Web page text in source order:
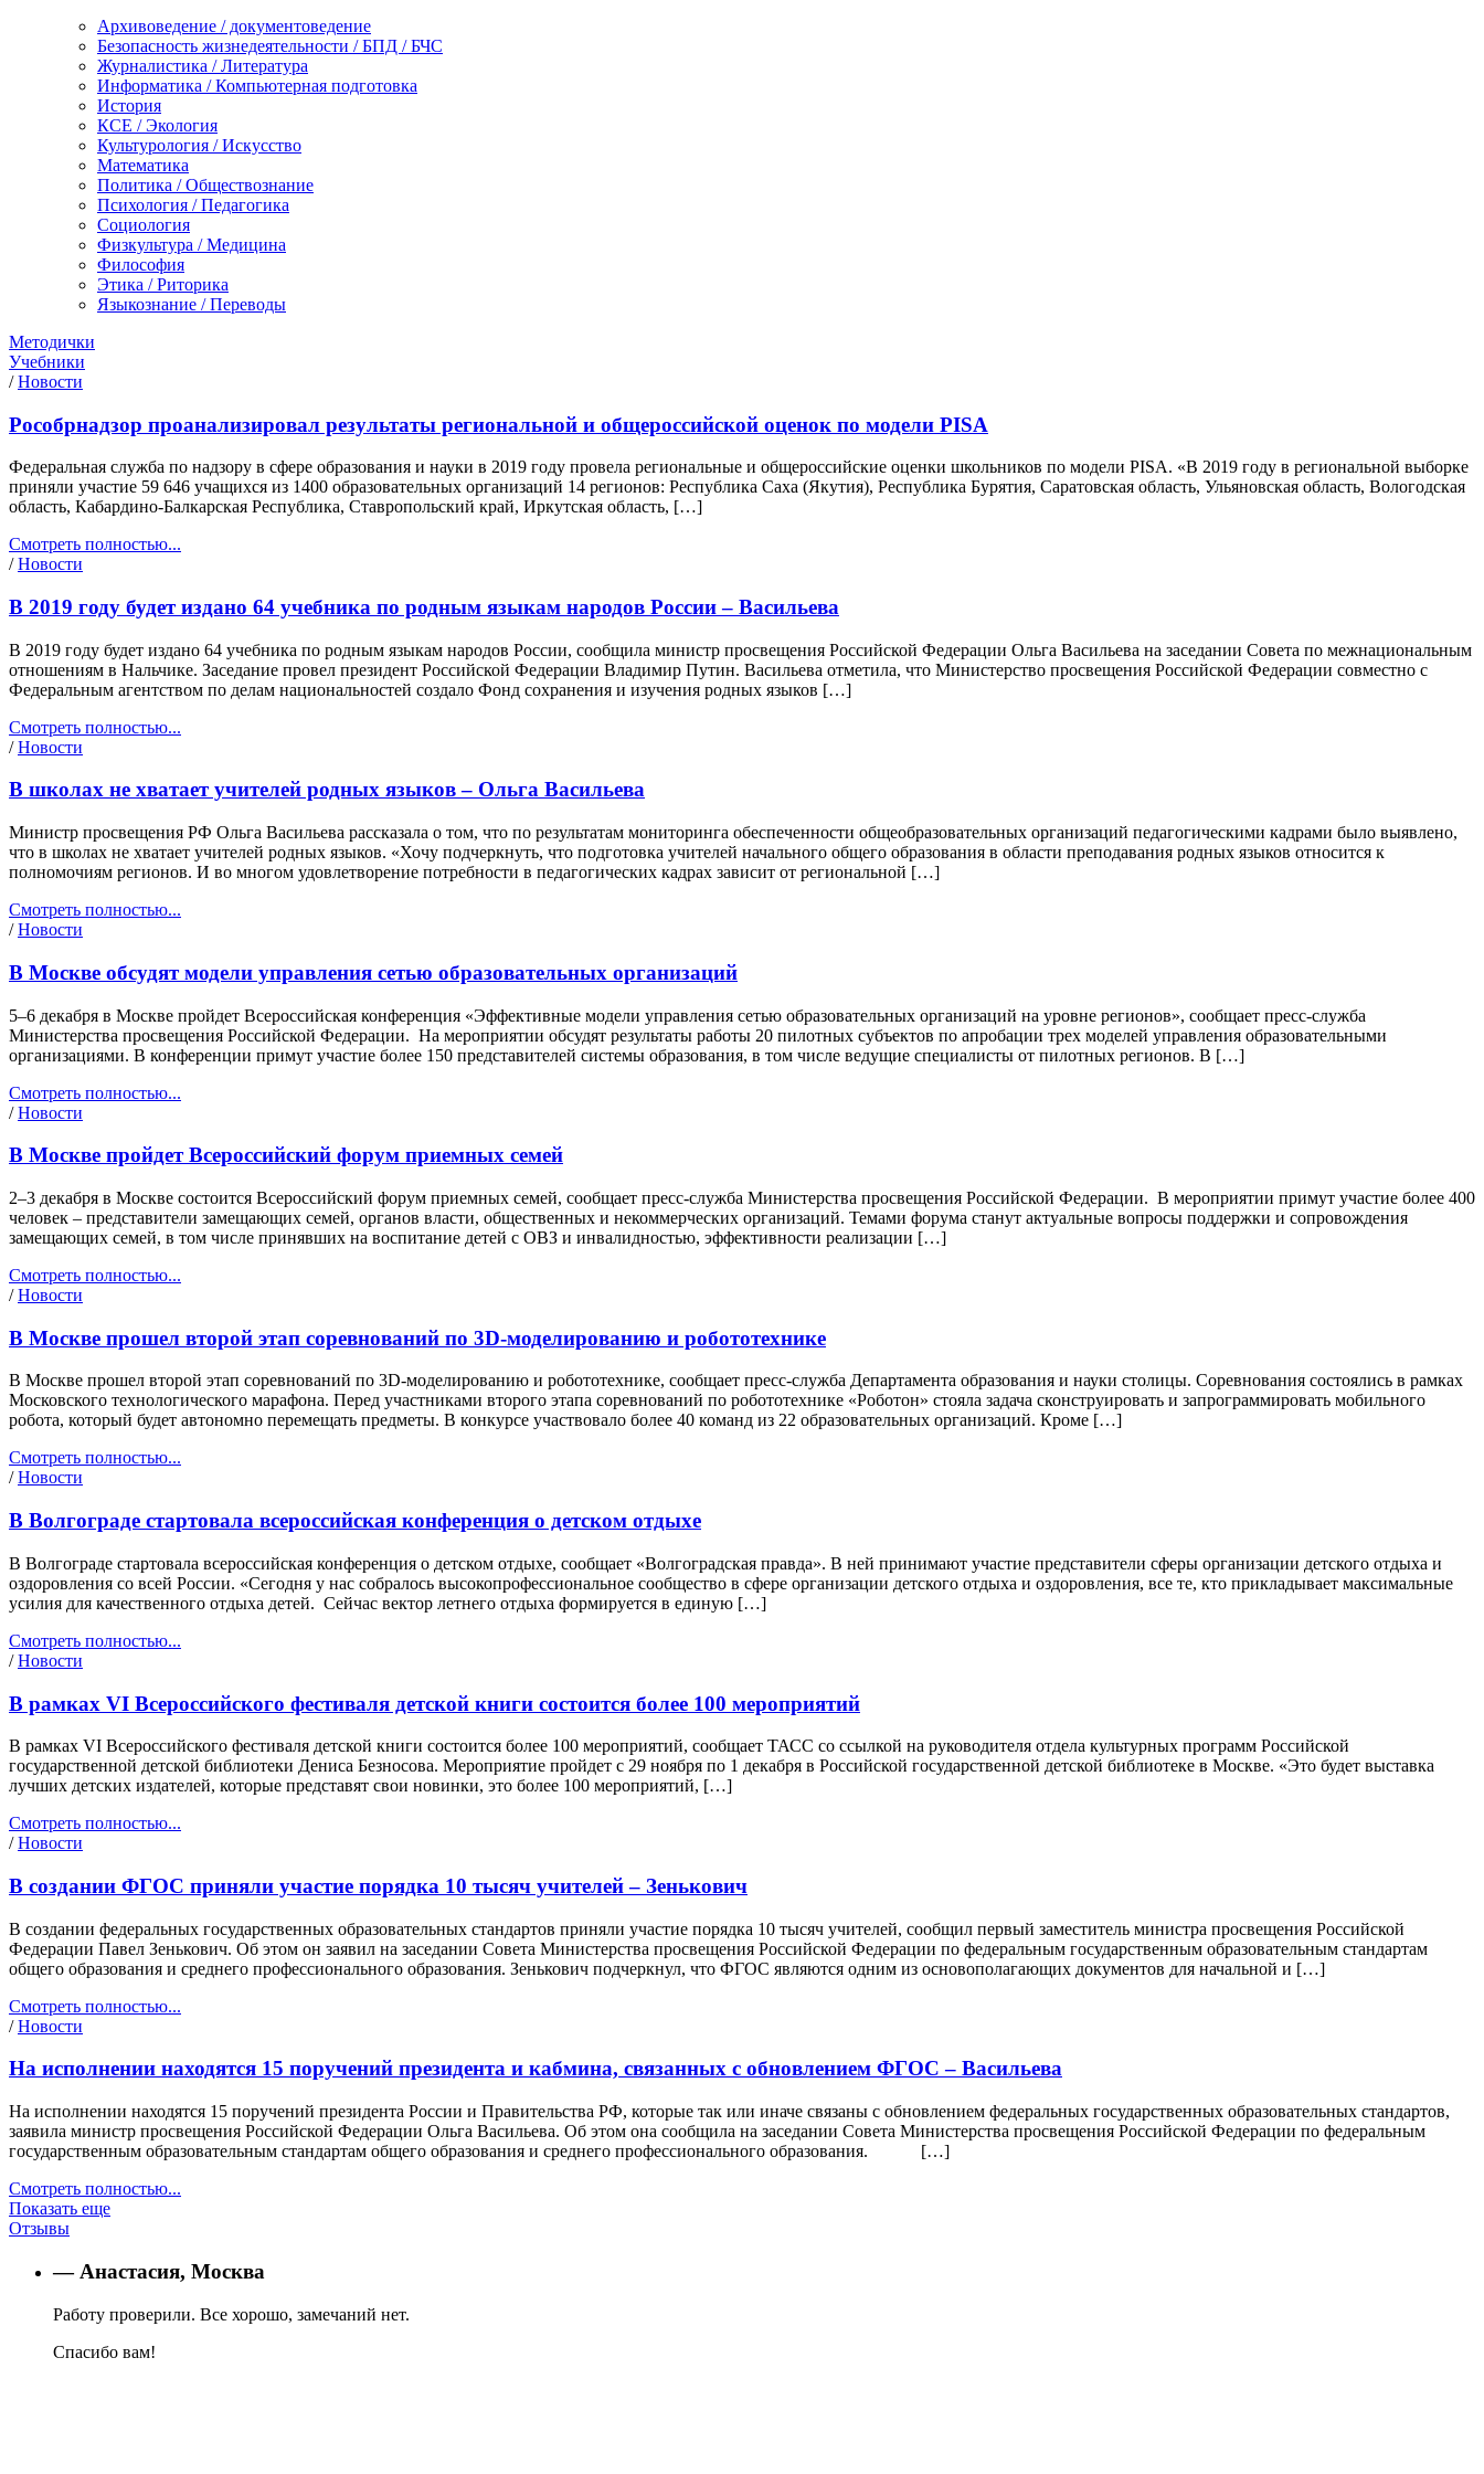
Архивоведение / документоведение
Безопасность жизнедеятельности / БПД / БЧС
Журналистика / Литература
Информатика / Компьютерная подготовка
История
КСЕ / Экология
Культурология / Искусство
Математика
Политика / Обществознание
Психология / Педагогика
Социология
Физкультура / Медицина
Философия
Этика / Риторика
Языкознание / Переводы
Методички
Учебники
/Новости
Рособрнадзор проанализировал результаты региональной и общероссийской оценок по модели PISA
Федеральная служба по надзору в сфере образования и науки в 2019 году провела региональные и общероссийские оценки школьников по модели PISA. «В 2019 году в региональной выборке
приняли участие 59 646 учащихся из 1400 образовательных организаций 14 регионов: Республика Саха (Якутия), Республика Бурятия, Саратовская область, Ульяновская область, Вологодская
область, Кабардино-Балкарская Республика, Ставропольский край, Иркутская область, […]
Смотреть полностью...
/Новости
В 2019 году будет издано 64 учебника по родным языкам народов России – Васильева
В 2019 году будет издано 64 учебника по родным языкам народов России, сообщила министр просвещения Российской Федерации Ольга Васильева на заседании Совета по межнациональным
отношениям в Нальчике. Заседание провел президент Российской Федерации Владимир Путин. Васильева отметила, что Министерство просвещения Российской Федерации совместно с
Федеральным агентством по делам национальностей создало Фонд сохранения и изучения родных языков […]
Смотреть полностью...
/Новости
В школах не хватает учителей родных языков – Ольга Васильева
Министр просвещения РФ Ольга Васильева рассказала о том, что по результатам мониторинга обеспеченности общеобразовательных организаций педагогическими кадрами было выявлено,
что в школах не хватает учителей родных языков. «Хочу подчеркнуть, что подготовка учителей начального общего образования в области преподавания родных языков относится к
полномочиям регионов. И во многом удовлетворение потребности в педагогических кадрах зависит от региональной […]
Смотреть полностью...
/Новости
В Москве обсудят модели управления сетью образовательных организаций
5–6 декабря в Москве пройдет Всероссийская конференция «Эффективные модели управления сетью образовательных организаций на уровне регионов», сообщает пресс-служба
Министерства просвещения Российской Федерации. На мероприятии обсудят результаты работы 20 пилотных субъектов по апробации трех моделей управления образовательными
организациями. В конференции примут участие более 150 представителей системы образования, в том числе ведущие специалисты от пилотных регионов. В […]
Смотреть полностью...
/Новости
В Москве пройдет Всероссийский форум приемных семей
2–3 декабря в Москве состоится Всероссийский форум приемных семей, сообщает пресс-служба Министерства просвещения Российской Федерации. В мероприятии примут участие более 400
человек – представители замещающих семей, органов власти, общественных и некоммерческих организаций. Темами форума станут актуальные вопросы поддержки и сопровождения
замещающих семей, в том числе принявших на воспитание детей с ОВЗ и инвалидностью, эффективности реализации […]
Смотреть полностью...
/Новости
В Москве прошел второй этап соревнований по 3D-моделированию и робототехнике
В Москве прошел второй этап соревнований по 3D-моделированию и робототехнике, сообщает пресс-служба Департамента образования и науки столицы. Соревнования состоялись в рамках
Московского технологического марафона. Перед участниками второго этапа соревнований по робототехнике «Роботон» стояла задача сконструировать и запрограммировать мобильного
робота, который будет автономно перемещать предметы. В конкурсе участвовало более 40 команд из 22 образовательных организаций. Кроме […]
Смотреть полностью...
/Новости
В Волгограде стартовала всероссийская конференция о детском отдыхе
В Волгограде стартовала всероссийская конференция о детском отдыхе, сообщает «Волгоградская правда». В ней принимают участие представители сферы организации детского отдыха и
оздоровления со всей России. «Сегодня у нас собралось высокопрофессиональное сообщество в сфере организации детского отдыха и оздоровления, все те, кто прикладывает максимальные
усилия для качественного отдыха детей. Сейчас вектор летнего отдыха формируется в единую […]
Смотреть полностью...
/Новости
В рамках VI Всероссийского фестиваля детской книги состоится более 100 мероприятий
В рамках VI Всероссийского фестиваля детской книги состоится более 100 мероприятий, сообщает ТАСС со ссылкой на руководителя отдела культурных программ Российской
государственной детской библиотеки Дениса Безносова. Мероприятие пройдет с 29 ноября по 1 декабря в Российской государственной детской библиотеке в Москве. «Это будет выставка
лучших детских издателей, которые представят свои новинки, это более 100 мероприятий, […]
Смотреть полностью...
/Новости
В создании ФГОС приняли участие порядка 10 тысяч учителей – Зенькович
В создании федеральных государственных образовательных стандартов приняли участие порядка 10 тысяч учителей, сообщил первый заместитель министра просвещения Российской
Федерации Павел Зенькович. Об этом он заявил на заседании Совета Министерства просвещения Российской Федерации по федеральным государственным образовательным стандартам
общего образования и среднего профессионального образования. Зенькович подчеркнул, что ФГОС являются одним из основополагающих документов для начальной и […]
Смотреть полностью...
/Новости
На исполнении находятся 15 поручений президента и кабмина, связанных с обновлением ФГОС – Васильева
На исполнении находятся 15 поручений президента России и Правительства РФ, которые так или иначе связаны с обновлением федеральных государственных образовательных стандартов,
заявила министр просвещения Российской Федерации Ольга Васильева. Об этом она сообщила на заседании Совета Министерства просвещения Российской Федерации по федеральным
государственным образовательным стандартам общего образования и среднего профессионального образования. […]
Смотреть полностью...
Показать еще
Отзывы
— Анастасия, Москва
Работу проверили. Все хорошо, замечаний нет.
Спасибо вам!